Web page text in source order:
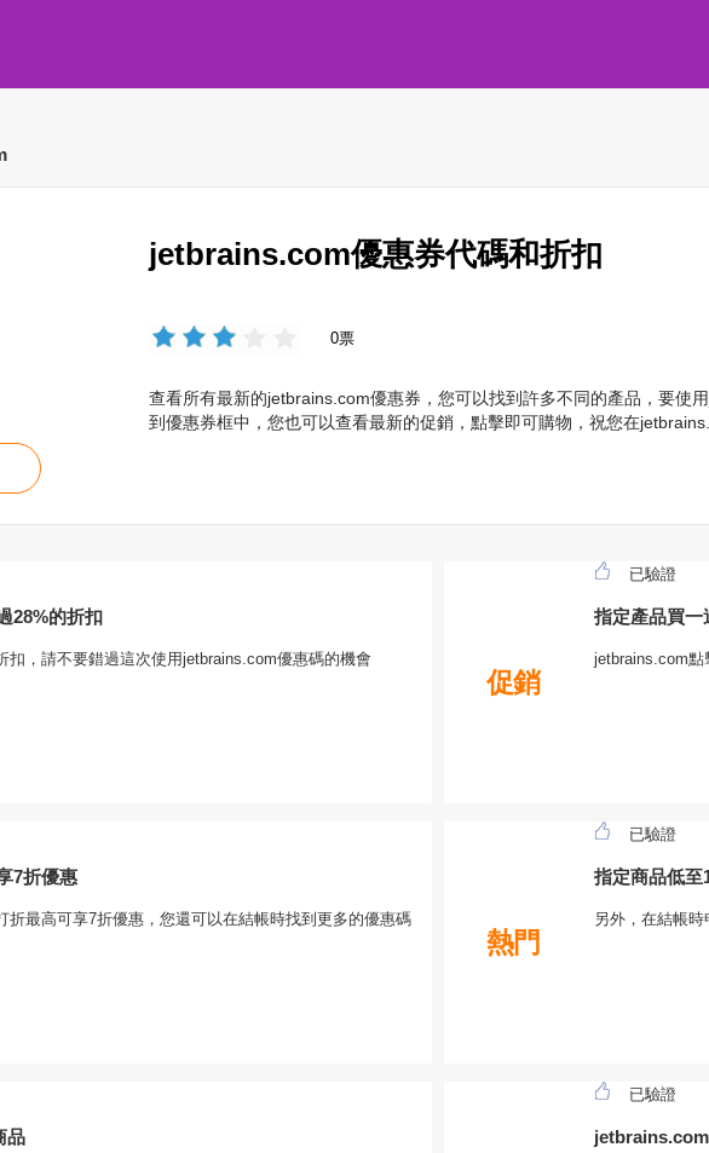
jetbrains.com優惠券代碼和折扣
0票
查看所有最新的jetbrains.com優惠券，您可以找到許多不同的產品，要使
到優惠券框中，您也可以查看最新的促銷，點擊即可購物，祝您在
28%的折扣
扣，請不要錯過這次使用jetbrains.com優惠碼的機會
促銷
已驗證
指定產品買一
jetbrains.com點
7折優惠
折最高可享7折優惠，您還可以在結帳時找到更多的優惠碼
熱門
已驗證
指定商品低至
另外，在結帳
品
已驗證